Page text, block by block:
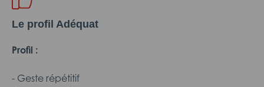
Le profil Adéquat
Profil :
- Geste répétitif